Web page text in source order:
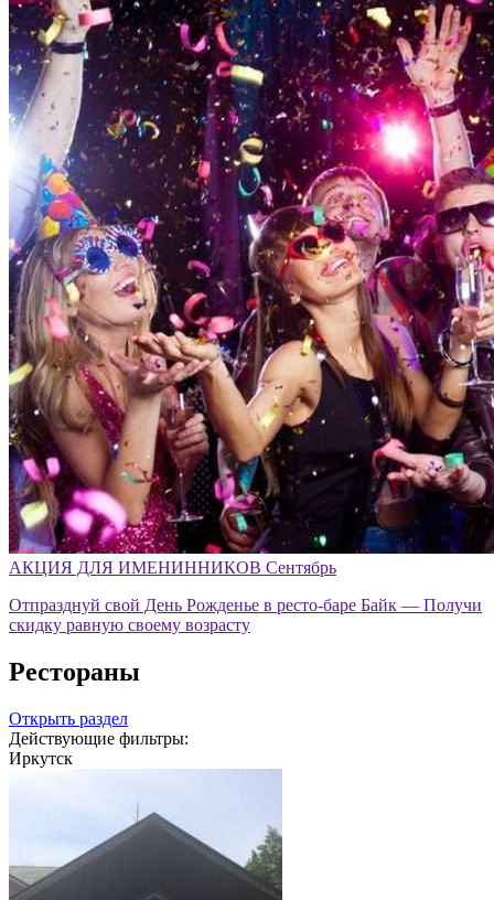
АКЦИЯ ДЛЯ ИМЕНИННИКОВ Сентябрь
Отпразднуй свой День Рожденье в ресто-баре Байк — Получи
скидку равную своему возрасту
Рестораны
Открыть раздел
Действующие фильтры:
Иркутск